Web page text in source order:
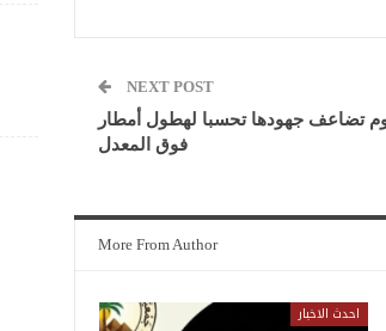
NEXT POST
تضاعف جهودها تحسبا لهطول أمطار
فوق المعدل
More From Author
احدث الاخبار